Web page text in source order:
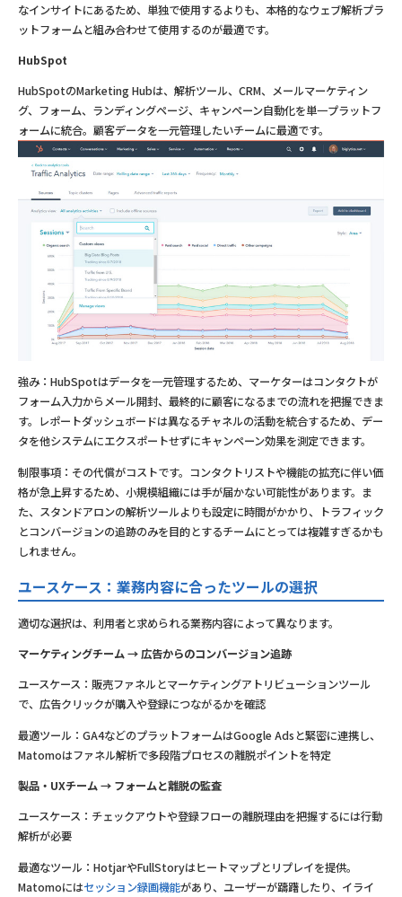
なインサイトにあるため、単独で使用するよりも、本格的なウェブ解析プラ
ットフォームと組み合わせて使用するのが最適です。
HubSpot
HubSpotのMarketing Hubは、解析ツール、CRM、メールマーケティン
グ、フォーム、ランディングページ、キャンペーン自動化を単一プラットフ
ォームに統合。顧客データを一元管理したいチームに最適です。
強み：HubSpotはデータを一元管理するため、マーケターはコンタクトが
フォーム入力からメール開封、最終的に顧客になるまでの流れを把握できま
す。レポートダッシュボードは異なるチャネルの活動を統合するため、デー
タを他システムにエクスポートせずにキャンペーン効果を測定できます。
制限事項：その代償がコストです。コンタクトリストや機能の拡充に伴い価
格が急上昇するため、小規模組織には手が届かない可能性があります。ま
た、スタンドアロンの解析ツールよりも設定に時間がかかり、トラフィック
とコンバージョンの追跡のみを目的とするチームにとっては複雑すぎるかも
しれません。
ユースケース：業務内容に合ったツールの選択
適切な選択は、利用者と求められる業務内容によって異なります。
マーケティングチーム → 広告からのコンバージョン追跡
ユースケース：販売ファネルとマーケティングアトリビューションツール
で、広告クリックが購入や登録につながるかを確認
最適ツール：GA4などのプラットフォームはGoogle Adsと緊密に連携し、
Matomoはファネル解析で多段階プロセスの離脱ポイントを特定
製品・UXチーム → フォームと離脱の監査
ユースケース：チェックアウトや登録フローの離脱理由を把握するには行動
解析が必要
最適なツール：HotjarやFullStoryはヒートマップとリプレイを提供。
Matomoにはセッション録画機能があり、ユーザーが躊躇したり、イライ